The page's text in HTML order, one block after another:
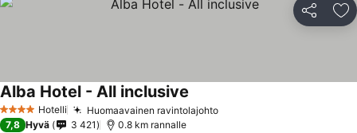
Jaa
4 Tähtiluokitus
Hotelli Huomaavainen ravintolajohto
Alba Hotel - All inclusive
7,8 Hyvä 3 421 0.8 km rannalle